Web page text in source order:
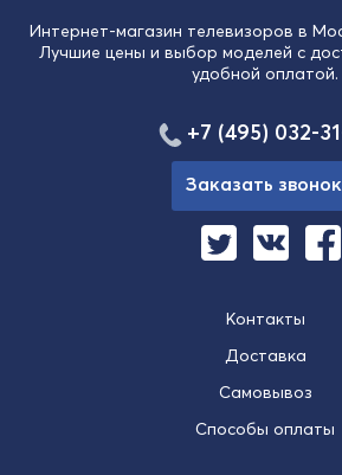
Интернет-магазин телевизоров в
Лучшие цены и выбор моделей с
удобной оплатой.
Контакты
Доставка
Самовывоз
Способы оплаты
+7 (495) 032-
Заказать звонок